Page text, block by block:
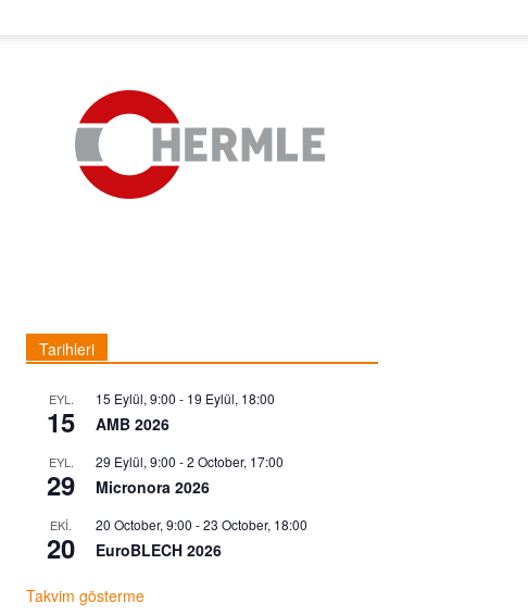
Tarihleri
EYL.
15
15 Eylül, 9:00 - 19 Eylül, 18:00
AMB 2026
EYL.
29
29 Eylül, 9:00 -2 October, 17:00
Micronora 2026
EKI.
20
20 October, 9:00 -23 October, 18:00
EuroBLECH 2026
Takvim gösterme